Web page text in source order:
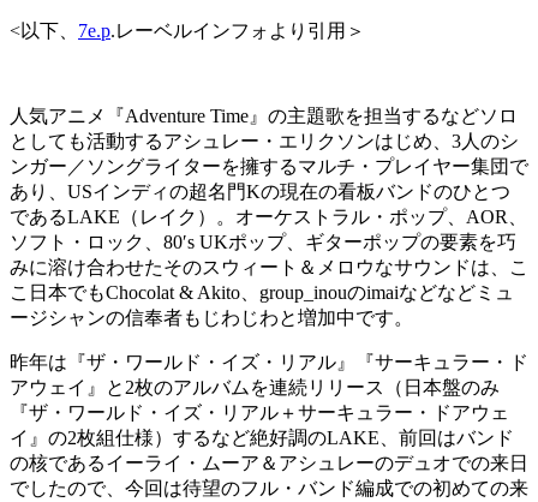
<以下、 7e.p.レーベルインフォより引用＞
人気アニメ『Adventure Time』の主題歌を担当するなどソロ
としても活動するアシュレー・エリクソンはじめ、3人のシ
ンガー／ソングライターを擁するマルチ・プレイヤー集団で
あり、USインディの超名門Kの現在の看板バンドのひとつ
であるLAKE（レイク）。オーケストラル・ポップ、AOR、
ソフト・ロック、80′s UKポップ、ギターポップの要素を巧
みに溶け合わせたそのスウィート＆メロウなサウンドは、こ
こ日本でもChocolat & Akito、group_inouのimaiなどなどミュ
ージシャンの信奉者もじわじわと増加中です。
昨年は『ザ・ワールド・イズ・リアル』『サーキュラー・ド
アウェイ』と2枚のアルバムを連続リリース（日本盤のみ
『ザ・ワールド・イズ・リアル＋サーキュラー・ドアウェ
イ』の2枚組仕様）するなど絶好調のLAKE、前回はバンド
の核であるイーライ・ムーア＆アシュレーのデュオでの来日
でしたので、今回は待望のフル・バンド編成での初めての来